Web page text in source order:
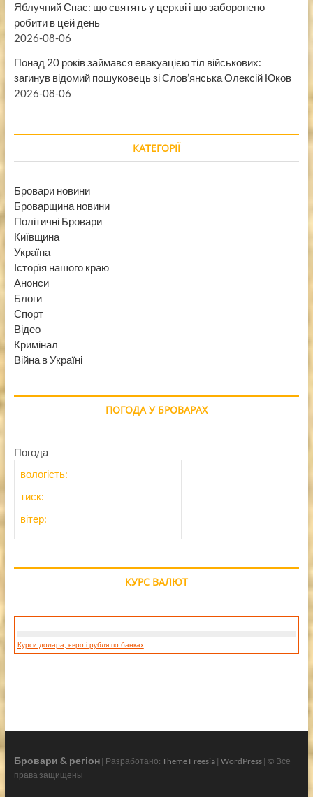
Яблучний Спас: що святять у церкві і що заборонено
робити в цей день
2026-08-06
Понад 20 років займався евакуацією тіл військових:
загинув відомий пошуковець зі Слов’янська Олексій Юков
2026-08-06
КАТЕГОРІЇ
Бровари новини
Броварщина новини
Політичні Бровари
Київщина
Україна
Історїя нашого краю
Анонси
Блоги
Спорт
Відео
Кримінал
Війна в Україні
ПОГОДА У БРОВАРАХ
Погода
вологість:
тиск:
вітер:
КУРС ВАЛЮТ
Курси долара, євро і рубля по банках
Бровари & регіон| Разработано: Theme Freesia| WordPress| © Все
права защищены